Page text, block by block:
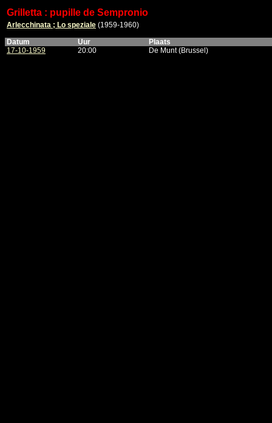
Grilletta : pupille de Sempronio
Arlecchinata ; Lo speziale (1959-1960)
Datum
Uur
Plaats
17-10-1959
20:00 De Munt (Brussel)